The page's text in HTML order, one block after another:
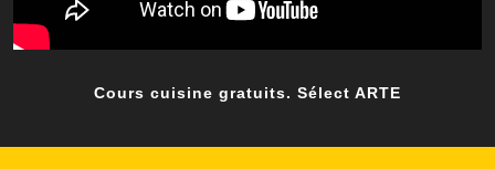
Cours cuisine gratuits. Sélect ARTE